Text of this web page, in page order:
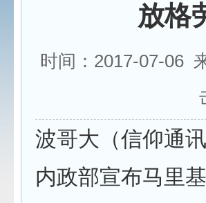
放格
时间：2017-07-06
波哥大（信仰通
内政部宣布马里